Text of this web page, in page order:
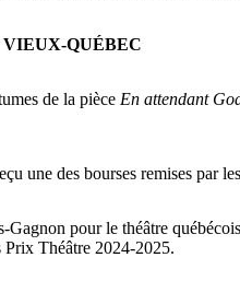
QUÉBEC
de la pièce En attendant
une des bourses remises par
pour le théâtre
Théâtre 2024-2025.